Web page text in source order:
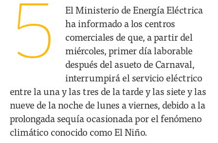
5
El Ministerio de Energía Eléctrica
ha informado a los centros
comerciales de que, a partir del
miércoles, primer día laborable
después del asueto de Carnaval,
interrumpirá el servicio eléctrico
entre la una y las tres de la tarde y las siete y las
nueve de la noche de lunes a viernes, debido a la
prolongada sequía ocasionada por el fenómeno
climático conocido como El Niño.